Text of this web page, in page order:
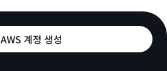
AWS 계정 생성